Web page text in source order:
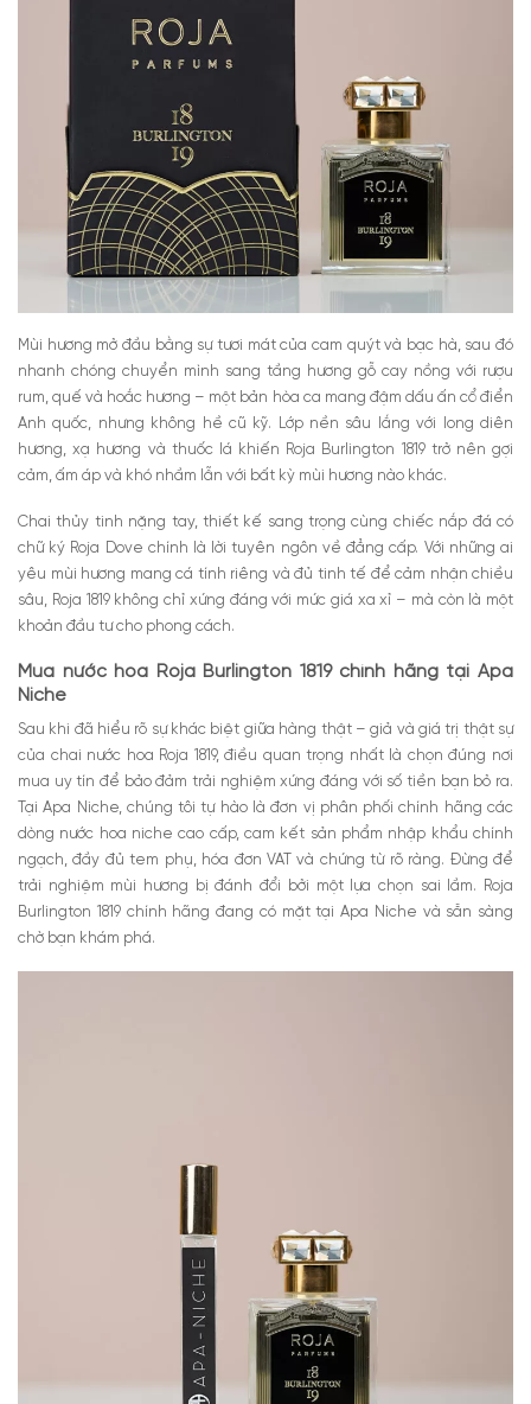
Mùi hương mở đầu bằng sự tươi mát của cam quýt và bạc hà, sau đó
nhanh chóng chuyển mình sang tầng hương gỗ cay nồng với rượu
rum, quế và hoắc hương – một bản hòa ca mang đậm dấu ấn cổ điển
Anh quốc, nhưng không hề cũ kỹ. Lớp nền sâu lắng với long diên
hương, xạ hương và thuốc lá khiến Roja Burlington 1819 trở nên gợi
cảm, ấm áp và khó nhầm lẫn với bất kỳ mùi hương nào khác.
Chai thủy tinh nặng tay, thiết kế sang trọng cùng chiếc nắp đá có
chữ ký Roja Dove chính là lời tuyên ngôn về đẳng cấp. Với những ai
yêu mùi hương mang cá tính riêng và đủ tinh tế để cảm nhận chiều
sâu, Roja 1819 không chỉ xứng đáng với mức giá xa xỉ – mà còn là một
khoản đầu tư cho phong cách.
Mua nước hoa Roja Burlington 1819 chính hãng tại Apa
Niche
Sau khi đã hiểu rõ sự khác biệt giữa hàng thật – giả và giá trị thật sự
của chai nước hoa Roja 1819, điều quan trọng nhất là chọn đúng nơi
mua uy tín để bảo đảm trải nghiệm xứng đáng với số tiền bạn bỏ ra.
Tại Apa Niche, chúng tôi tự hào là đơn vị phân phối chính hãng các
dòng nước hoa niche cao cấp, cam kết sản phẩm nhập khẩu chính
ngạch, đầy đủ tem phụ, hóa đơn VAT và chứng từ rõ ràng. Đừng để
trải nghiệm mùi hương bị đánh đổi bởi một lựa chọn sai lầm. Roja
Burlington 1819 chính hãng đang có mặt tại Apa Niche và sẵn sàng
chờ bạn khám phá.